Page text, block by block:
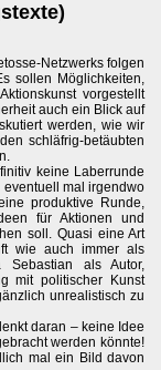
Netzwerks folgen
sollen Möglichkeiten,
vorgestellt
auch ein Blick auf
werden, wie wir
schläfrig-betäubten
keine Laberrunde
mal irgendwo
produktive Runde,
für Aktionen und
soll. Quasi eine Art
wie auch immer als
Sebastian als Autor,
mit politischer Kunst
unrealistisch zu
daran – keine Idee
werden könnte!
mal ein Bild davon